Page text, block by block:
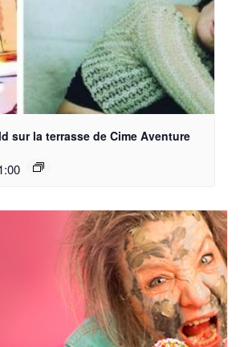
sur la terrasse de Cime Aventure